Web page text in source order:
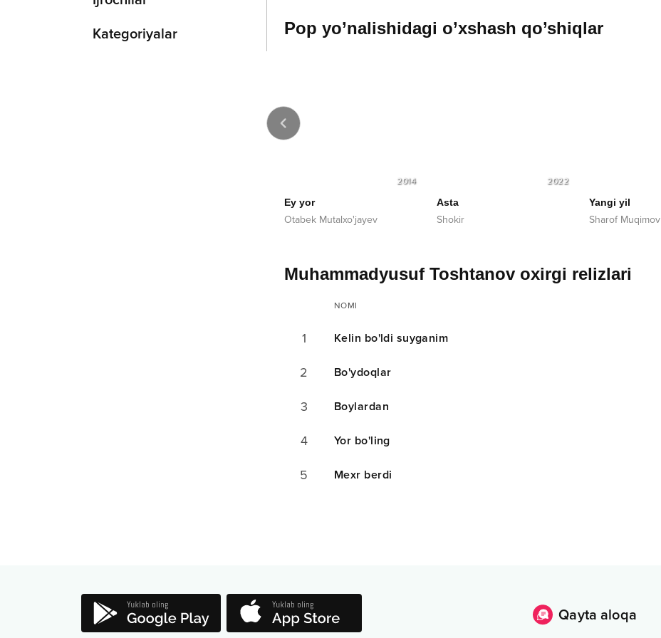
Kategoriyalar
Pop yo’nalishidagi o’xshash qo’shiqlar
2014
Ey yor
Otabek Mutalxo'jayev
2022
Asta
Shokir
Yangi yil
Sharof Muqimov
Muhammadyusuf Toshtanov oxirgi relizlari
NOMI
1 Kelin bo'ldi suyganim
2 Bo'ydoqlar
3 Boylardan
4 Yor bo'ling
5 Mexr berdi
Qayta aloqa